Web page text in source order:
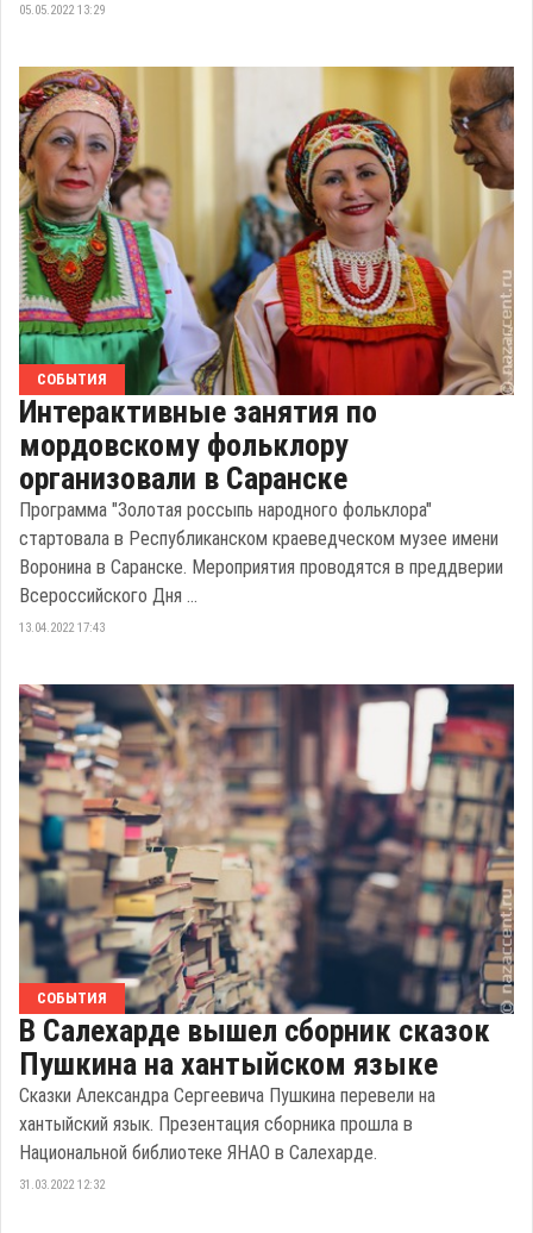
05.05.2022 13:29
СОБЫТИЯ
Интерактивные занятия по
мордовскому фольклору
организовали в Саранске
Программа "Золотая россыпь народного фольклора"
стартовала в Республиканском краеведческом музее имени
Воронина в Саранске. Мероприятия проводятся в преддверии
Всероссийского Дня ...
13.04.2022 17:43
СОБЫТИЯ
В Салехарде вышел сборник сказок
Пушкина на хантыйском языке
Сказки Александра Сергеевича Пушкина перевели на
хантыйский язык. Презентация сборника прошла в
Национальной библиотеке ЯНАО в Салехарде.
31.03.2022 12:32